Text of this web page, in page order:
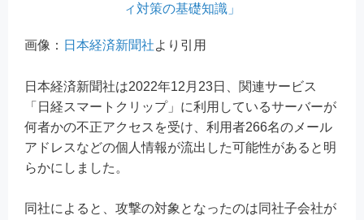
ィ対策の基礎知識」
画像： 日本経済新聞社より引用
日本経済新聞社は2022年12月23日、関連サービス
「日経スマートクリップ」に利用しているサーバーが
何者かの不正アクセスを受け、利用者266名のメール
アドレスなどの個人情報が流出した可能性があると明
らかにしました。
同社によると、攻撃の対象となったのは同社子会社が